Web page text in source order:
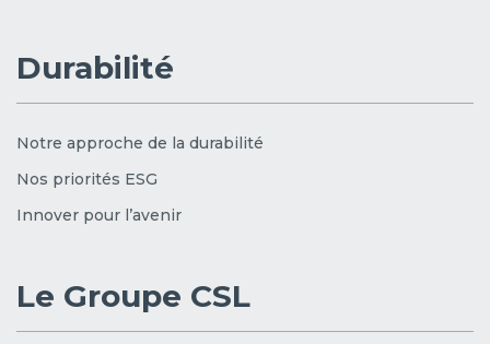
Durabilité
Notre approche de la durabilité
Nos priorités ESG
Innover pour l’avenir
Le Groupe CSL